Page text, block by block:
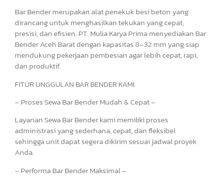
Bar Bender merupakan alat penekuk besi beton yang
dirancang untuk menghasilkan tekukan yang cepat,
presisi, dan efisien. PT. Mulia Karya Prima menyediakan Bar
Bender Aceh Barat dengan kapasitas 8–32 mm yang siap
mendukung pekerjaan pembesian agar lebih cepat, rapi,
dan produktif.
FITUR UNGGULAN BAR BENDER KAMI:
– Proses Sewa Bar Bender Mudah & Cepat –
Layanan Sewa Bar Bender kami memiliki proses
administrasi yang sederhana, cepat, dan fleksibel
sehingga unit dapat segera dikirim sesuai jadwal proyek
Anda.
– Performa Bar Bender Maksimal –